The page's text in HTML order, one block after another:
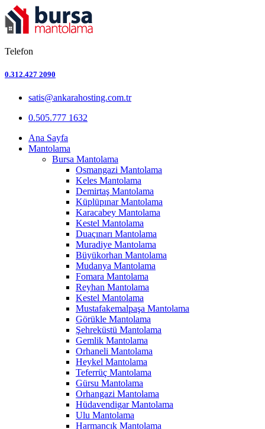
Telefon
0.312.427 2090
satis@ankarahosting.com.tr
0.505.777 1632
Ana Sayfa
Mantolama
Bursa Mantolama
Osmangazi Mantolama
Keles Mantolama
Demirtaş Mantolama
Küplüpınar Mantolama
Karacabey Mantolama
Kestel Mantolama
Duaçınarı Mantolama
Muradiye Mantolama
Büyükorhan Mantolama
Mudanya Mantolama
Fomara Mantolama
Reyhan Mantolama
Kestel Mantolama
Mustafakemalpaşa Mantolama
Görükle Mantolama
Şehreküstü Mantolama
Gemlik Mantolama
Orhaneli Mantolama
Heykel Mantolama
Teferrüç Mantolama
Gürsu Mantolama
Orhangazi Mantolama
Hüdavendigar Mantolama
Ulu Mantolama
Harmancık Mantolama